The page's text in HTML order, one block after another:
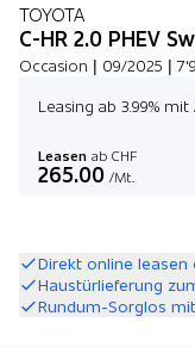
TOYOTA
C-HR 2.0 PHEV
Occasion | 09/2025 |
Leasing ab 3.99%
Leasen ab CHF
265.00 /Mt.
Direkt online leasen
Haustürlieferung
Rundum-Sorglos